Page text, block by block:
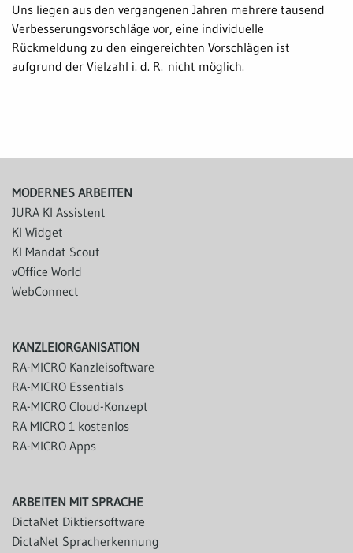
Uns liegen aus den vergangenen Jahren mehrere tausend
Verbesserungsvorschläge vor, eine individuelle
Rückmeldung zu den eingereichten Vorschlägen ist
aufgrund der Vielzahl i. d. R. nicht möglich.
MODERNES ARBEITEN
JURA KI Assistent
KI Widget
KI Mandat Scout
vOffice World
WebConnect
KANZLEIORGANISATION
RA-MICRO Kanzleisoftware
RA-MICRO Essentials
RA-MICRO Cloud-Konzept
RA MICRO 1 kostenlos
RA-MICRO Apps
ARBEITEN MIT SPRACHE
DictaNet Diktiersoftware
DictaNet Spracherkennung